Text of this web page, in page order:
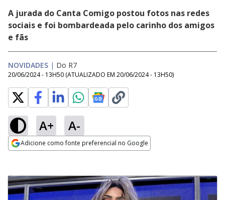
A jurada do Canta Comigo postou fotos nas redes
sociais e foi bombardeada pelo carinho dos amigos
e fãs
NOVIDADES | Do R7
20/06/2024 - 13H50 (ATUALIZADO EM 20/06/2024 - 13H50)
A+ A-
Adicione como fonte preferencial no Google